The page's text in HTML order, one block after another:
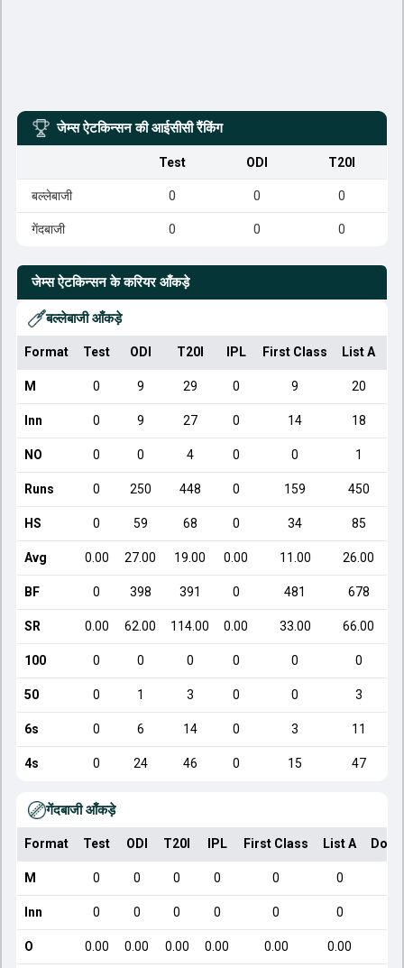
जेम्स ऐटकिन्सन की आईसीसी रैंकिंग
Test ODI T20I
बल्लेबाजी 0 0 0
गेंदबाजी 0 0 0
जेम्स ऐटकिन्सन के करियर आँकड़े
बल्लेबाजी आँकड़े
Format Test ODI T20I IPL First Class List A
M 0 9 29 0 9 20
Inn 0 9 27 0 14 18
NO 0 0 4 0 0 1
Runs 0 250 448 0 159 450
HS 0 59 68 0 34 85
Avg 0.00 27.00 19.00 0.00 11.00 26.00
BF 0 398 391 0 481 678
SR 0.00 62.00 114.00 0.00 33.00 66.00
100 0 0 0 0 0 0
50 0 1 3 0 0 3
6s 0 6 14 0 3 11
4s 0 24 46 0 15 47
गेंदबाजी आँकड़े
Format Test ODI T20I IPL First Class List A
M 0 0 0 0 0 0
Inn 0 0 0 0 0 0
O 0.00 0.00 0.00 0.00 0.00 0.00